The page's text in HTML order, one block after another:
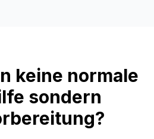
keine normale
sondern